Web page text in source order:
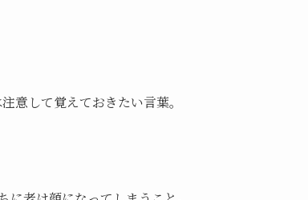
意して覚えておきたい言葉。